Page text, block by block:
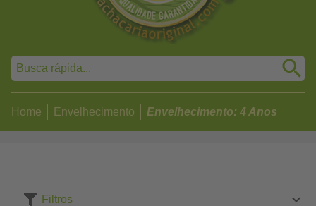
Home Envelhecimento Envelhecimento: 4 Anos
Filtros